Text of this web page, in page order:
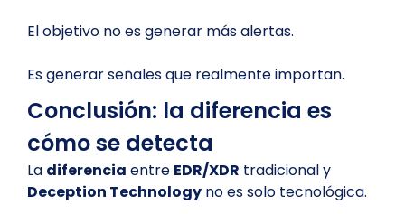
El objetivo no es generar más alertas.
Es generar señales que realmente importan.
Conclusión: la diferencia es
cómo se detecta
La diferencia entre EDR/XDR tradicional y
Deception Technology no es solo tecnológica.